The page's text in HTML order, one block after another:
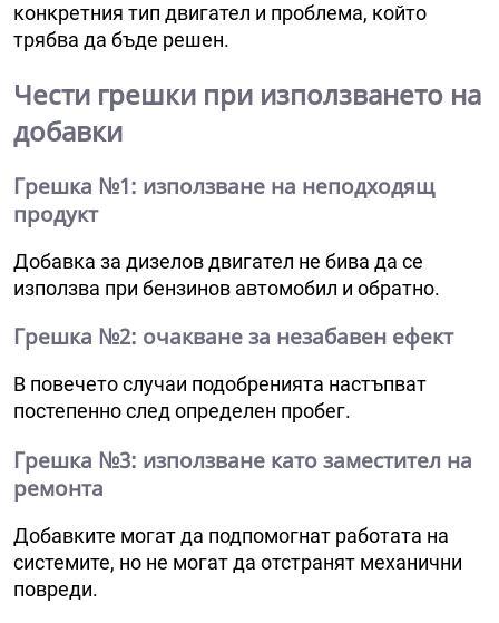
конкретния тип двигател и проблема, който
трябва да бъде решен.
Чести грешки при използването на
добавки
Грешка №1: използване на неподходящ
продукт
Добавка за дизелов двигател не бива да се
използва при бензинов автомобил и обратно.
Грешка №2: очакване за незабавен ефект
В повечето случаи подобренията настъпват
постепенно след определен пробег.
Грешка №3: използване като заместител на
ремонта
Добавките могат да подпомогнат работата на
системите, но не могат да отстранят механични
повреди.